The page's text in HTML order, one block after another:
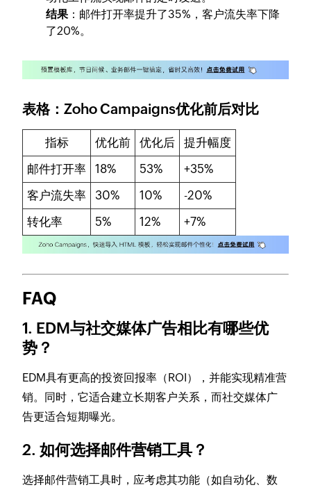
结果：邮件打开率提升了35%，客户流失率下降
了20%。
表格：Zoho Campaigns优化前后对比
指标 优化前 优化后
提升幅度
邮件打开率
18% 53%
+35%
客户流失率
30% 10%
-20%
转化率
5% 12% +7%
FAQ
1. EDM与社交媒体广告相比有哪些优
势？
EDM具有更高的投资回报率（ROI），并能实现精准营
销。同时，它适合建立长期客户关系，而社交媒体广
告更适合短期曝光。
2. 如何选择邮件营销工具？
选择邮件营销工具时，应考虑其功能（如自动化、数